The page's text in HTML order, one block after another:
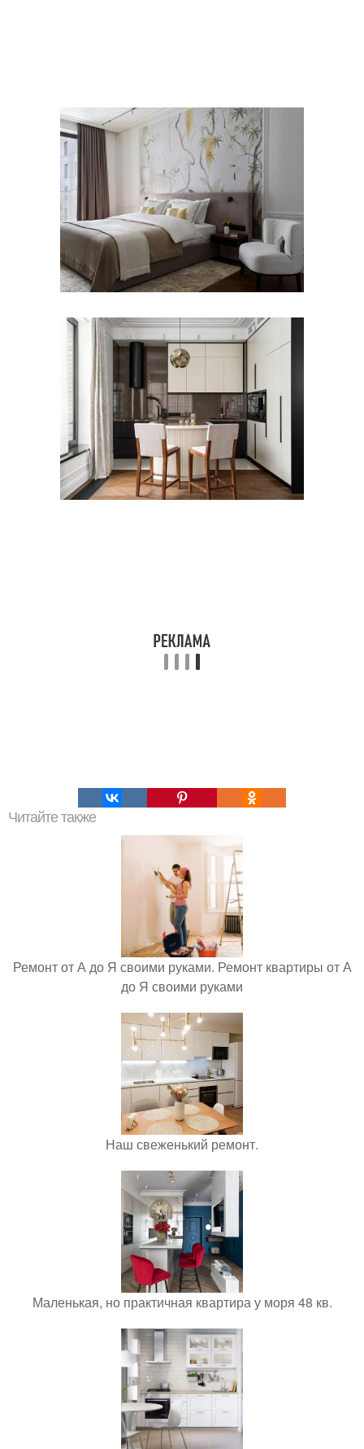
Читайте также
Ремонт от А до Я своими руками. Ремонт квартиры от А
до Я своими руками
Наш свеженький ремонт.
Маленькая, но практичная квартира у моря 48 кв.